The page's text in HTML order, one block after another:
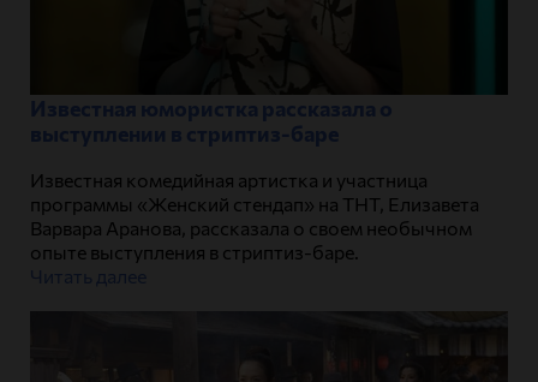
Известная юмористка рассказала о
выступлении в стриптиз-баре
Известная комедийная артистка и участница
программы «Женский стендап» на ТНТ, Елизавета
Варвара Аранова, рассказала о своем необычном
опыте выступления в стриптиз-баре.
Читать далее